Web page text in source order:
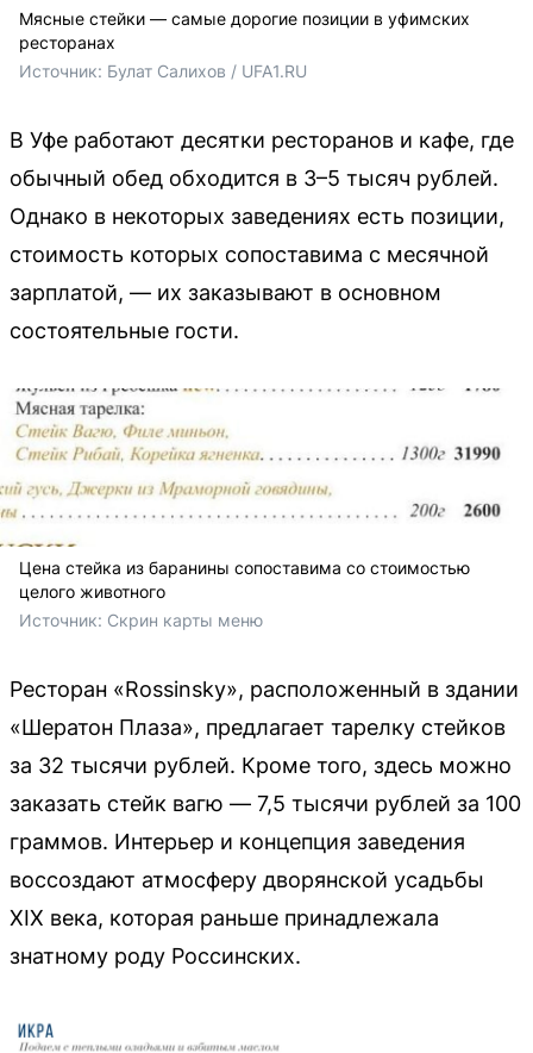
Мясные стейки — самые дорогие позиции в уфимских
ресторанах
Источник: Булат Салихов / UFA1.RU
В Уфе работают десятки ресторанов и кафе, где
обычный обед обходится в 3–5 тысяч рублей.
Однако в некоторых заведениях есть позиции,
стоимость которых сопоставима с месячной
зарплатой, — их заказывают в основном
состоятельные гости.
Цена стейка из баранины сопоставима со стоимостью
целого животного
Источник: Скрин карты меню
Ресторан «Rossinsky», расположенный в здании
«Шератон Плаза», предлагает тарелку стейков
за 32 тысячи рублей. Кроме того, здесь можно
заказать стейк вагю — 7,5 тысячи рублей за 100
граммов. Интерьер и концепция заведения
воссоздают атмосферу дворянской усадьбы
XIX века, которая раньше принадлежала
знатному роду Россинских.